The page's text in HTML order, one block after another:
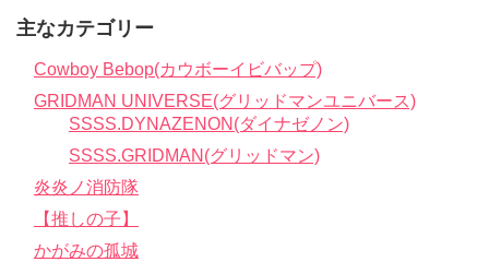
主なカテゴリー
Cowboy Bebop(カウボーイビバップ)
GRIDMAN UNIVERSE(グリッドマンユニバース)
SSSS.DYNAZENON(ダイナゼノン)
SSSS.GRIDMAN(グリッドマン)
炎炎ノ消防隊
【推しの子】
かがみの孤城